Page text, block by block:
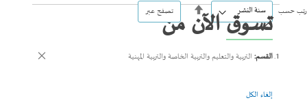
رتب حسب
تحديد
الاتجاه
التنازلي
تصفح عبرتسوق الآن من
القسم التربية والتعليم والتربية الخاصة والتربية المهنية
إلغاء الكل